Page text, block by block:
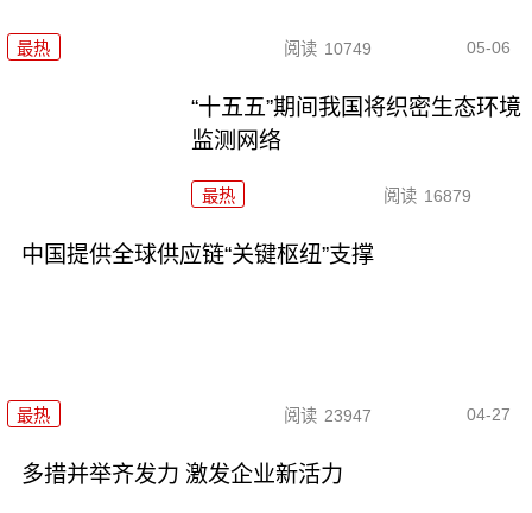
最热 阅读 10749 05-06
“十五五”期间我国将织密生态环境
监测网络
最热 阅读 16879
中国提供全球供应链“关键枢纽”支撑
最热 阅读 23947 04-27
多措并举齐发力 激发企业新活力